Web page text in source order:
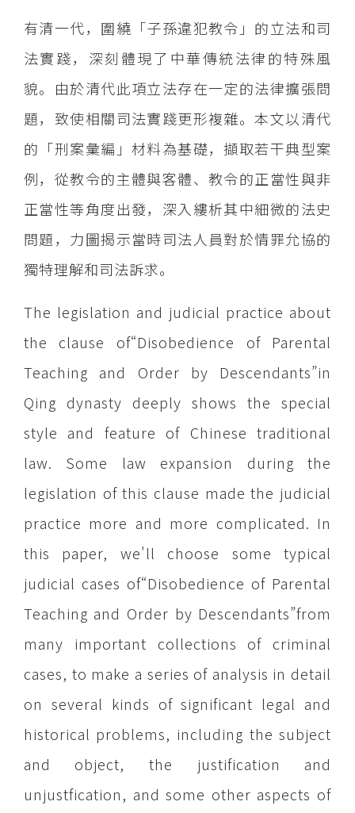
有清一代，圍繞「子孫違犯教令」的立法和司
法實踐，深刻體現了中華傳統法律的特殊風
貌。由於清代此項立法存在一定的法律擴張問
題，致使相關司法實踐更形複雜。本文以清代
的「刑案彙編」材料為基礎，擷取若干典型案
例，從教令的主體與客體、教令的正當性與非
正當性等角度出發，深入縷析其中細微的法史
問題，力圖揭示當時司法人員對於情罪允協的
獨特理解和司法訴求。
The legislation and judicial practice about
the clause of“Disobedience of Parental
Teaching and Order by Descendants”in
Qing dynasty deeply shows the special
style and feature of Chinese traditional
law. Some law expansion during the
legislation of this clause made the judicial
practice more and more complicated. In
this paper, we'll choose some typical
judicial cases of“Disobedience of Parental
Teaching and Order by Descendants”from
many important collections of criminal
cases, to make a series of analysis in detail
on several kinds of significant legal and
historical problems, including the subject
and object, the justification and
unjustfication, and some other aspects of